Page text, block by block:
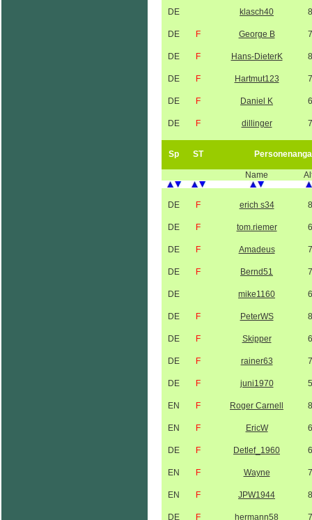
DE klasch40
DE F George B
DE F Hans-DieterK
DE F Hartmut123
DE F Daniel K
DE F dillinger
Sp ST
Name
DE F erich s34
DE F tom.riemer
DE F Amadeus
DE F Bernd51
DE mike1160
DE F PeterWS
DE F Skipper
DE F rainer63
DE F juni1970
EN F Roger Carnell
EN F EricW
DE F Detlef_1960
EN F Wayne
EN F JPW1944
DE F hermann58